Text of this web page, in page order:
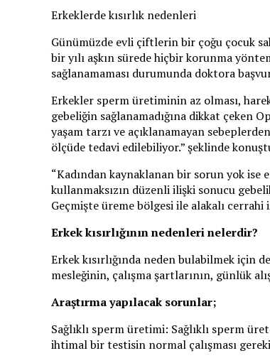
Erkeklerde kısırlık nedenleri
Günümüzde evli çiftlerin bir çoğu çocuk
bir yılı aşkın sürede hiçbir korunma
sağlanamaması durumunda doktora
Erkekler sperm üretiminin az olması,
gebeliğin sağlanamadığına dikkat çeken
yaşam tarzı ve açıklanamayan
ölçüde tedavi edilebiliyor.” şeklinde
“Kadından kaynaklanan bir sorun yok ise
kullanmaksızın düzenli ilişki sonucu
Geçmişte üreme bölgesi ile alakalı cerrahi
Erkek kısırlığının nedenleri nelerdir?
Erkek kısırlığında neden bulabilmek için
mesleğinin, çalışma şartlarının, günlük
Araştırma yapılacak sorunlar;
Sağlıklı sperm üretimi: Sağlıklı sperm
ihtimal bir testisin normal çalışması